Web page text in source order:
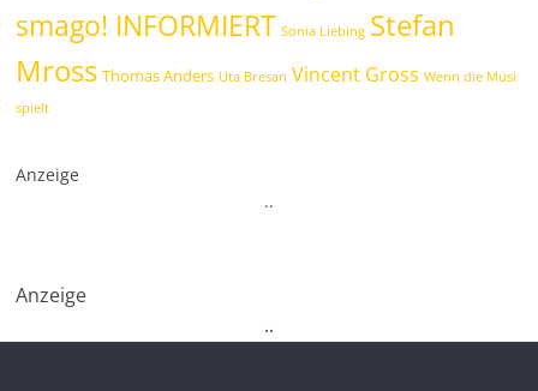
smago! INFORMIERT Sonia Liebing Stefan
Mross Thomas Anders Uta Bresan Vincent Gross Wenn die Musi
spielt
Anzeige
..
Anzeige
..